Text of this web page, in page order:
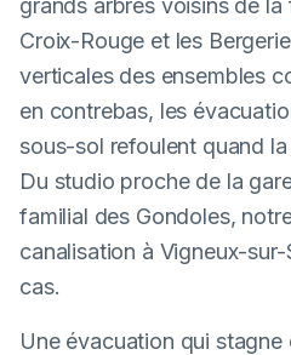
grands arbres voisins de
Croix-Rouge et les
verticales des ensembles
en contrebas, les
sous-sol refoulent quand
Du studio proche de la
familial des Gondoles,
canalisation à Vigneux-
cas.
Une évacuation qui